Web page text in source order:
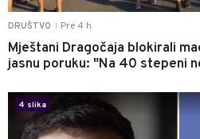
DRUŠTVO Pre 4 h
Mještani Dragočaja blokirali
jasnu poruku: "Na 40 stepeni
4 slika